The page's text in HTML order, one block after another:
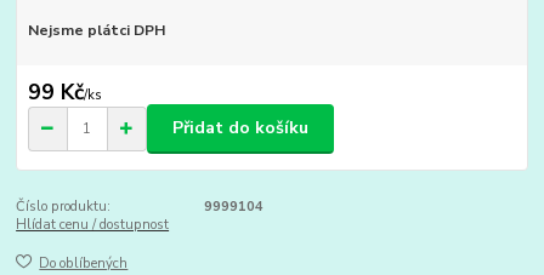
Nejsme plátci DPH
99 Kč/ks
Přidat do košíku
Číslo produktu:
9999104
Hlídat cenu / dostupnost
Do oblíbených